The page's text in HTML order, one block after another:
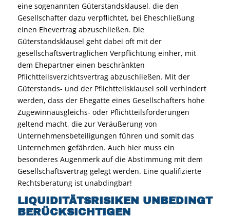
eine sogenannten Güterstandsklausel, die den
Gesellschafter dazu verpflichtet, bei Eheschließung
einen Ehevertrag abzuschließen. Die
Güterstandsklausel geht dabei oft mit der
gesellschaftsvertraglichen Verpflichtung einher, mit
dem Ehepartner einen beschränkten
Pflichtteilsverzichtsvertrag abzuschließen. Mit der
Güterstands- und der Pflichtteilsklausel soll verhindert
werden, dass der Ehegatte eines Gesellschafters hohe
Zugewinnausgleichs- oder Pflichtteilsforderungen
geltend macht, die zur Veräußerung von
Unternehmensbeteiligungen führen und somit das
Unternehmen gefährden. Auch hier muss ein
besonderes Augenmerk auf die Abstimmung mit dem
Gesellschaftsvertrag gelegt werden. Eine qualifizierte
Rechtsberatung ist unabdingbar!
LIQUIDITÄTSRISIKEN UNBEDINGT
BERÜCKSICHTIGEN